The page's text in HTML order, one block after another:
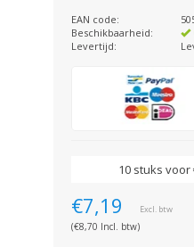
EAN code:
Beschikbaarheid:
Levertijd:
10 stuks voor
€7,19 Excl. btw
(€8,70 Incl. btw)